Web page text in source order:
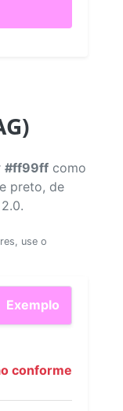
#ff99ff como
preto, de
use o
Exemplo
conforme